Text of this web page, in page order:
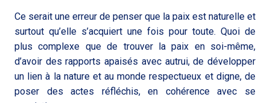
Ce serait une erreur de penser que la paix est naturelle et
surtout qu’elle s’acquiert une fois pour toute. Quoi de
plus complexe que de trouver la paix en soi-même,
d’avoir des rapports apaisés avec autrui, de développer
un lien à la nature et au monde respectueux et digne, de
poser des actes réfléchis, en cohérence avec se